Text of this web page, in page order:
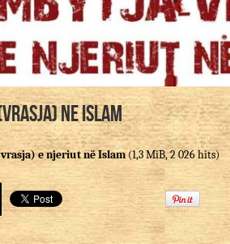
ne Islam
e njeriut në Islam(1,3 MiB, 2 026 hits)